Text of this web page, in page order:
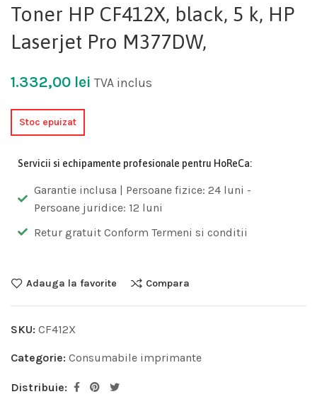
Toner HP CF412X, black, 5 k, HP
Laserjet Pro M377DW,
1.332,00 lei TVA inclus
Stoc epuizat
Servicii si echipamente profesionale pentru HoReCa:
Garantie inclusa | Persoane fizice: 24 luni -
Persoane juridice: 12 luni
Retur gratuit Conform Termeni si conditii
Adauga la favorite Compara
SKU: CF412X
Categorie: Consumabile imprimante
Distribuie: